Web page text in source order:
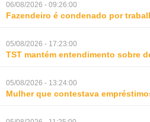
06/08/2026 - 09:26:00
Fazendeiro é condenado por
05/08/2026 - 17:23:00
TST mantém entendimento sobre
05/08/2026 - 13:24:00
Mulher que contestava